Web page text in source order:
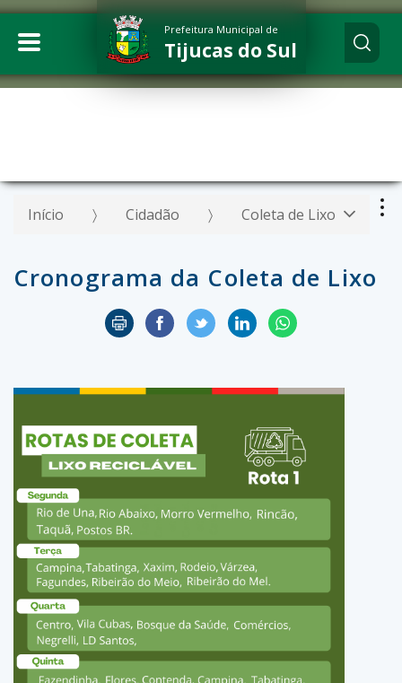
Prefeitura Municipal de
Tijucas do Sul
Início Cidadão Coleta de Lixo
Cronograma da Coleta de Lixo